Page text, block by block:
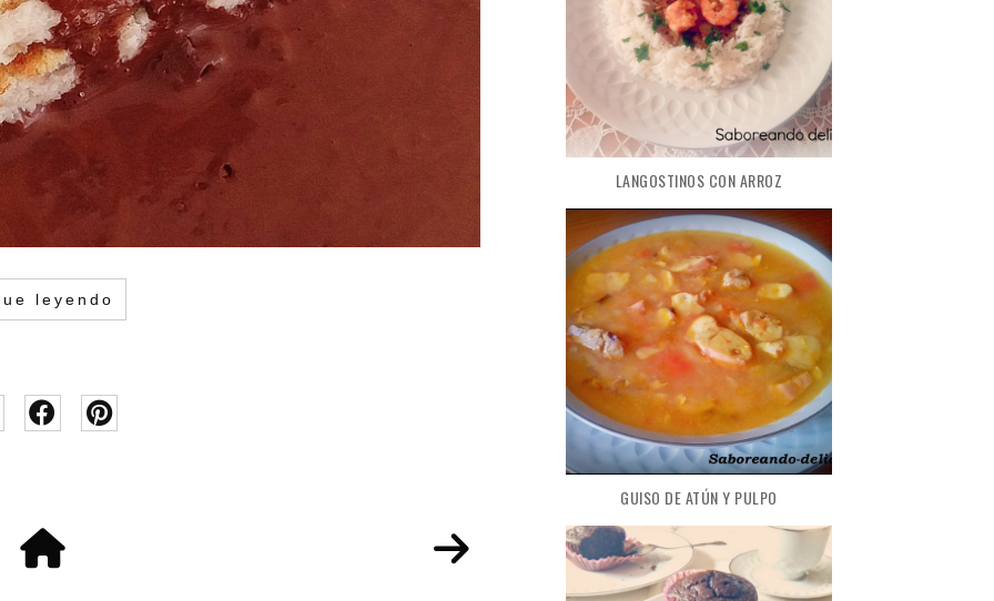
leyendo
LANGOSTINOS CON ARROZ
GUISO DE ATÚN Y PULPO